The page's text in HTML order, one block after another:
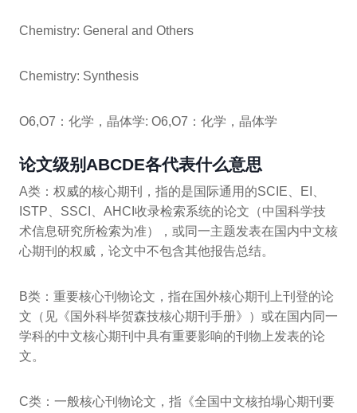
Chemistry: General and Others
Chemistry: Synthesis
O6,O7：化学，晶体学: O6,O7：化学，晶体学
论文级别ABCDE各代表什么意思
A类：权威的核心期刊，指的是国际通用的SCIE、EI、
ISTP、SSCI、AHCI收录检索系统的论文（中国科学技
术信息研究所检索为准），或同一主题发表在国内中文核
心期刊的权威，论文中不包含其他报告总结。
B类：重要核心刊物论文，指在国外核心期刊上刊登的论
文（见《国外科毕贺森技核心期刊手册》）或在国内同一
学科的中文核心期刊中具有重要影响的刊物上发表的论
文。
C类：一般核心刊物论文，指《全国中文核拍塌心期刊要